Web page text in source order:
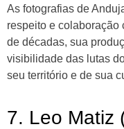
As fotografias de
respeito e colaboração
de décadas, sua
visibilidade das lutas
seu território e de sua
7. Leo Matiz